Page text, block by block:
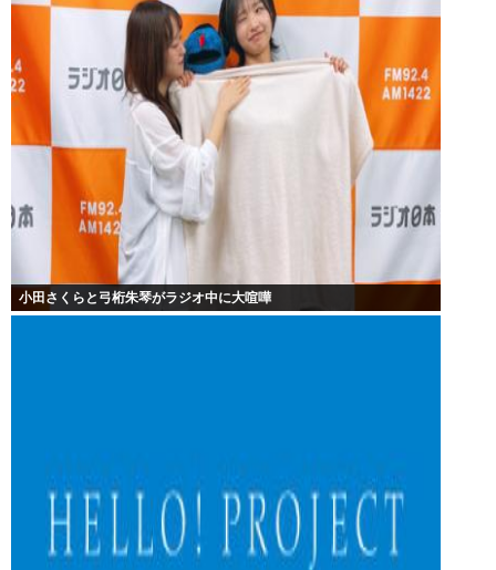
小田さくらと弓桁朱琴がラジオ中に大喧嘩